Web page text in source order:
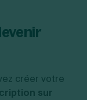
créer votre
sur